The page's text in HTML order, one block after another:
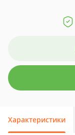
Характеристики